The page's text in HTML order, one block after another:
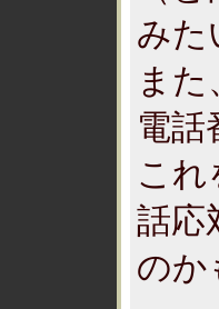
みた
ま
電話
これ
話応
のか